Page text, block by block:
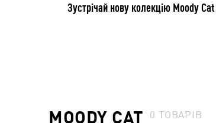
Зустрічай нову колекцію Moody
MOODY CAT 0 ТОВАРІВ